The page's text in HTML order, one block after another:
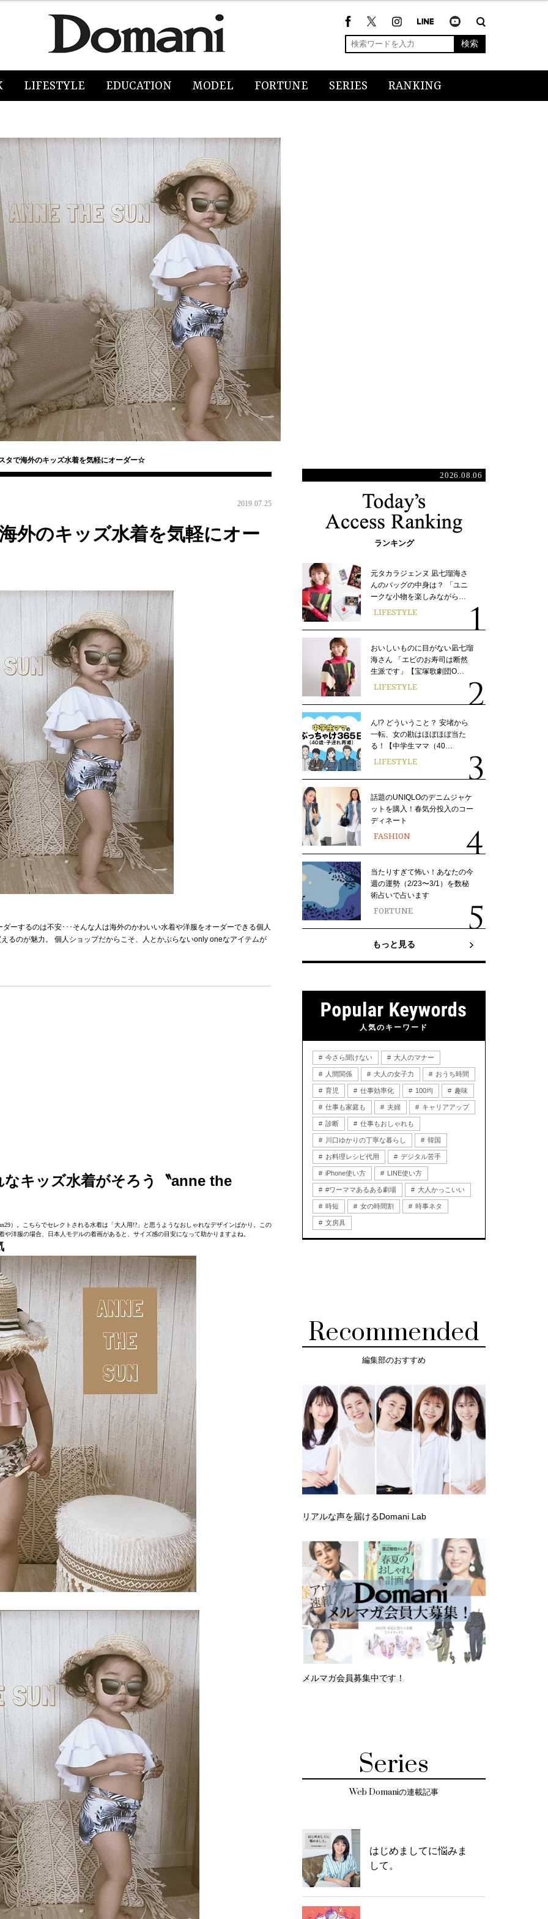
検索
LIFESTYLE EDUCATION MODEL FORTUNE SERIES RANKING
タで海外のキッズ水着を気軽にオーダー☆
2019.07.25
外のキッズ水着を気軽にオー
ーするのは不安･･･そんな人は海外のかわいい水着や洋服をオーダーできる個人
るのが魅力。 個人ショップだからこそ、人とかぶらないonly oneなアイテムが
キッズ水着がそろう〝anne the
）。こちらでセレクトされる水着は「大人用!?」と思うようなおしゃれなデザインばかり。この
洋服の場合、日本人モデルの着画があると、サイズ感の目安になって助かりますよね。
2026.08.06
ランキング
元タカラジェンヌ 凪七瑠海さ
んのバッグの中身は？ 「ユニ
ークな小物を楽しみながら…
LIFESTYLE
おいしいものに目がない凪七瑠
海さん 「エビのお寿司は断然
生派です」【宝塚歌劇団O…
LIFESTYLE
ん!? どういうこと？ 安堵から
一転、女の勘はほぼほぼ当た
る！【中学生ママ（40…
LIFESTYLE
話題のUNIQLOのデニムジャケ
ットを購入！春気分投入のコー
ディネート
FASHION
当たりすぎて怖い！あなたの今
週の運勢（2/23〜3/1）を数秘
術占いで占います
FORTUNE
もっと見る
人気のキーワード
今さら聞けない 大人のマナー
人間関係 大人の女子力 おうち時間
育児 仕事効率化 100均 趣味
仕事も家庭も 夫婦 キャリアアップ
診断 仕事もおしゃれも
川口ゆかりの丁寧な暮らし 韓国
お料理レシピ代用 デジタル苦手
iPhone使い方 LINE使い方
#ワーママあるある劇場 大人かっこいい
時短 女の時間割 時事ネタ
文房具
Recommended
編集部のおすすめ
リアルな声を届けるDomani Lab
メルマガ会員募集中です！
Series
Web Domaniの連載記事
はじめましてに悩みま
して。